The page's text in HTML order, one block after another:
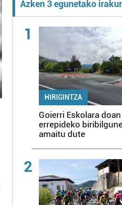
Azken 3 egunetako
1
HIRIGINTZA
Goierri Eskolara doan
errepideko
amaitu dute
2